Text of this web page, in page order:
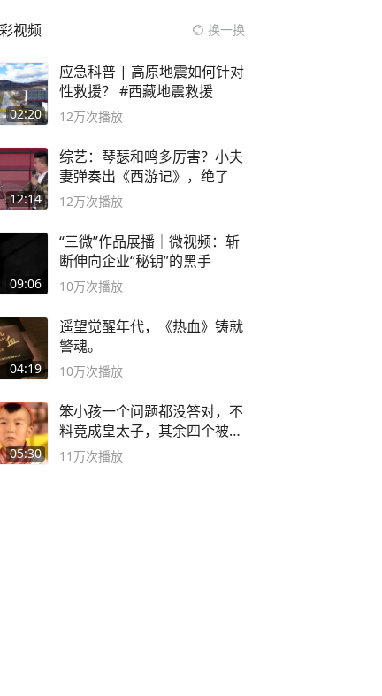
视频 换一换
02:20
应急科普 | 高原地震如何针对
性救援？ #西藏地震救援
12万次播放
12:14
综艺：琴瑟和鸣多厉害？小夫
妻弹奏出《西游记》，绝了
12万次播放
09:06
“三微”作品展播｜微视频：斩
断伸向企业“秘钥”的黑手
10万次播放
04:19
遥望觉醒年代，《热血》铸就
警魂。
10万次播放
05:30
笨小孩一个问题都没答对，不
料竟成皇太子，其余四个被处
死
11万次播放